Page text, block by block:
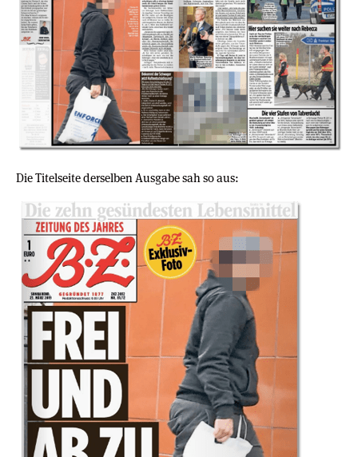
Die Titelseite derselben Ausgabe sah so aus: